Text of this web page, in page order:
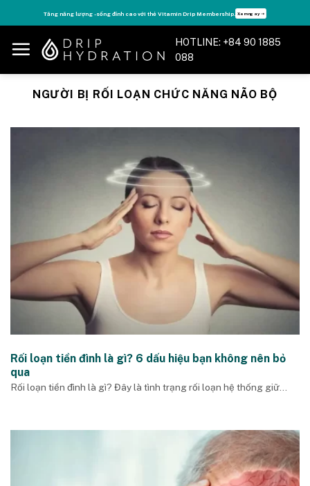
to
content
Tận hưởng nhiều quyền lợi độc quyền, chỉ DÀNH RIÊNG cho Member DripClub! Chi tiết ➝
HOTLINE: +84 90 1885
088
NGƯỜI BỊ RỐI LOẠN CHỨC NĂNG NÃO BỘ
Rối loạn tiền đình là gì? 6 dấu hiệu bạn không nên bỏ
qua
Rối loạn tiền đình là gì? Đây là tình trạng rối loạn hệ thống giữ...